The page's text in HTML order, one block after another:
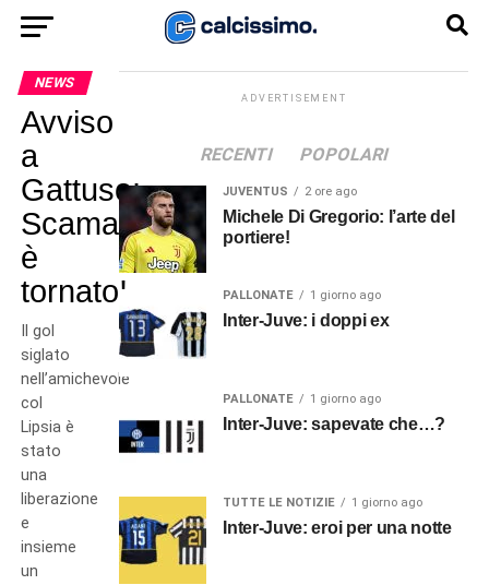
NEWS
Avviso
a
Gattuso:
Scamacca
è
tornato!
Il gol
siglato
nell’amichevole
col
Lipsia è
stato
una
liberazione
e
insieme
un
ADVERTISEMENT
RECENTI POPOLARI
JUVENTUS 2 ore ago
Michele Di Gregorio: l’arte del
portiere!
PALLONATE 1 giorno ago
Inter-Juve: i doppi ex
PALLONATE 1 giorno ago
Inter-Juve: sapevate che…?
TUTTE LE NOTIZIE 1 giorno ago
Inter-Juve: eroi per una notte